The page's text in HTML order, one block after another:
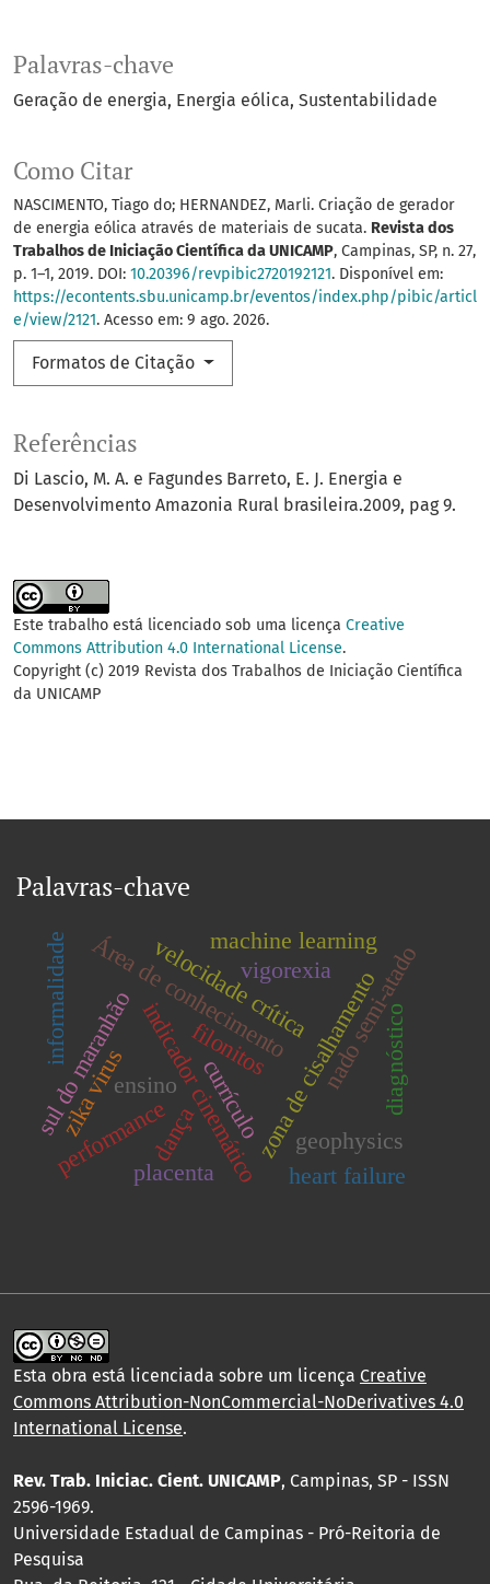
Palavras-chave
Geração de energia Energia eólica Sustentabilidade
Como Citar
NASCIMENTO, Tiago do; HERNANDEZ, Marli. Criação de gerador
de energia eólica através de materiais de sucata. Revista dos
Trabalhos de Iniciação Científica da UNICAMP, Campinas, SP, n. 27,
p. 1–1, 2019. DOI: 10.20396/revpibic2720192121. Disponível em:
https://econtents.sbu.unicamp.br/eventos/index.php/pibic/articl
e/view/2121. Acesso em: 9 ago. 2026.
Formatos de Citação
Referências
Di Lascio, M. A. e Fagundes Barreto, E. J. Energia e
Desenvolvimento Amazonia Rural brasileira.2009, pag 9.
Este trabalho está licenciado sob uma licença Creative
Commons Attribution 4.0 International License.
Copyright (c) 2019 Revista dos Trabalhos de Iniciação Científica
da UNICAMP
Palavras-chave
zona de cisalhamento
indicador cinemático
filonitos
dança
ensino
Área de conhecimento nado semi-atado
velocidade crítica
performance
diagnóstico
machine learning
geophysics
currículo
sul do maranhão
informalidade vigorexia
heart failure
zika virus
placenta
Esta obra está licenciada sobre um licença Creative
Commons Attribution-NonCommercial-NoDerivatives 4.0
International License.
Rev. Trab. Iniciac. Cient. UNICAMP, Campinas, SP - ISSN
2596-1969.
Universidade Estadual de Campinas - Pró-Reitoria de
Pesquisa